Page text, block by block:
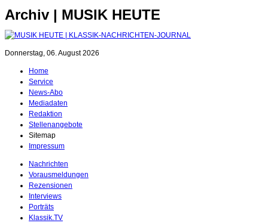
Archiv | MUSIK HEUTE
Donnerstag, 06. August 2026
Home
Service
News-Abo
Mediadaten
Redaktion
Stellenangebote
Sitemap
Impressum
Nachrichten
Vorausmeldungen
Rezensionen
Interviews
Porträts
Klassik.TV